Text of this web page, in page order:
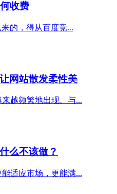
收费
的，得从百度竞...
网站散发柔性美
越频繁地出现。与...
么不该做？
适应市场，更能满...